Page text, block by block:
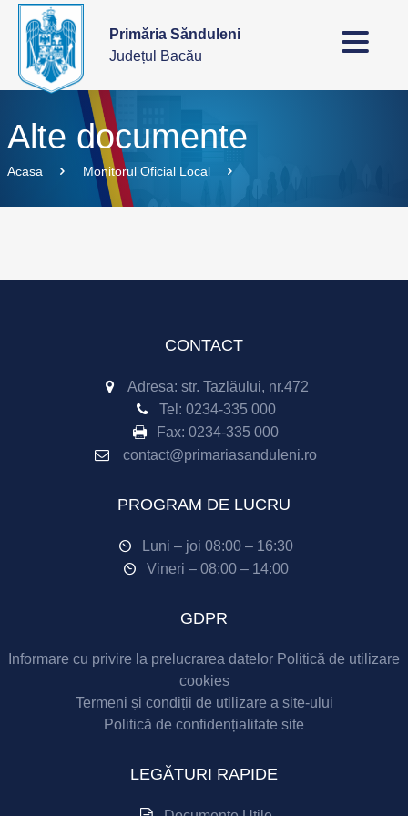
Primăria Sănduleni
Județul Bacău
Alte documente
Acasa Monitorul Oficial Local
CONTACT
Adresa: str. Tazlăului, nr.472
Tel: 0234-335 000
Fax: 0234-335 000
contact@primariasanduleni.ro
PROGRAM DE LUCRU
Luni – joi 08:00 – 16:30
Vineri – 08:00 – 14:00
GDPR
Informare cu privire la prelucrarea datelor Politică de utilizare
cookies
Termeni și condiții de utilizare a site-ului
Politică de confidențialitate site
LEGĂTURI RAPIDE